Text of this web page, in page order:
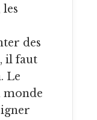
des
il faut
Le
monde